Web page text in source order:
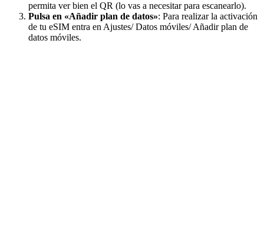
permita ver bien el QR (lo vas a necesitar para escanearlo).
Pulsa en «Añadir plan de datos»: Para realizar la activación
de tu eSIM entra en Ajustes/ Datos móviles/ Añadir plan de
datos móviles.